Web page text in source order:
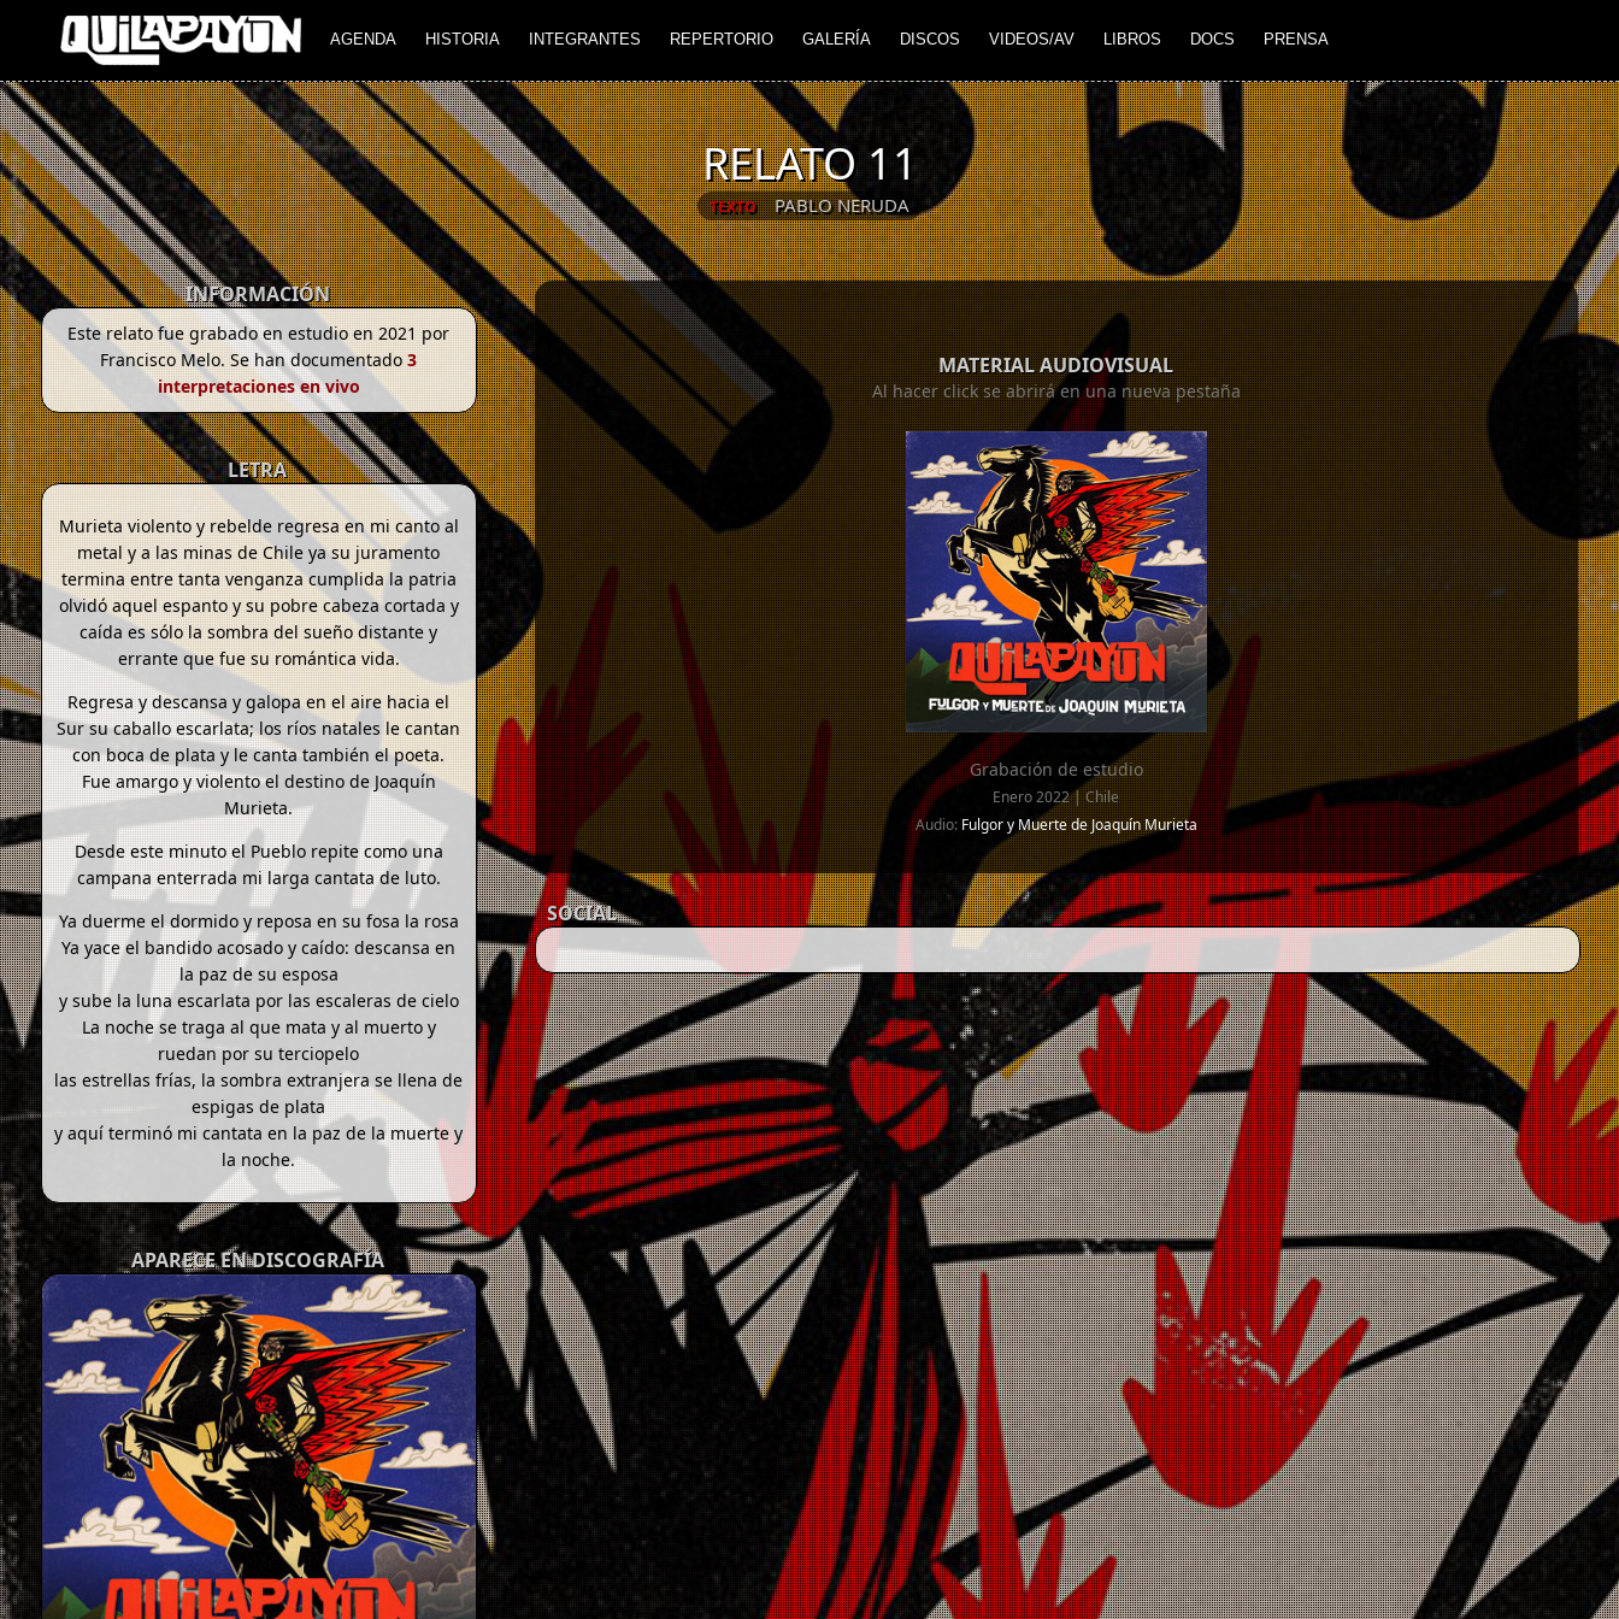
AGENDA HISTORIA INTEGRANTES REPERTORIO GALERÍA DISCOS VIDEOS/AV LIBROS DOCS PRENSA
RELATO 11
TEXTO PABLO NERUDA
INFORMACIÓN
Este relato fue grabado en estudio en 2021 por
Francisco Melo. Se han documentado3
interpretaciones en vivo
LETRA
Murieta violento y rebelde regresa en mi canto al
metal y a las minas de Chile ya su juramento
termina entre tanta venganza cumplida la patria
olvidó aquel espanto y su pobre cabeza cortada y
caída es sólo la sombra del sueño distante y
errante que fue su romántica vida.
Regresa y descansa y galopa en el aire hacia el
Sur su caballo escarlata; los ríos natales le cantan
con boca de plata y le canta también el poeta.
Fue amargo y violento el destino de Joaquín
Murieta.
Desde este minuto el Pueblo repite como una
campana enterrada mi larga cantata de luto.
Ya duerme el dormido y reposa en su fosa la rosa
Ya yace el bandido acosado y caído: descansa en
la paz de su esposa
y sube la luna escarlata por las escaleras de cielo
La noche se traga al que mata y al muerto y
ruedan por su terciopelo
las estrellas frías, la sombra extranjera se llena de
espigas de plata
y aquí terminó mi cantata en la paz de la muerte y
la noche.
APARECE EN DISCOGRAFÍA
MATERIAL AUDIOVISUAL
Al hacer click se abrirá en una nueva pestaña
Grabación de estudio
Enero 2022 | Chile
Audio: Fulgor y Muerte de Joaquín Murieta
SOCIAL